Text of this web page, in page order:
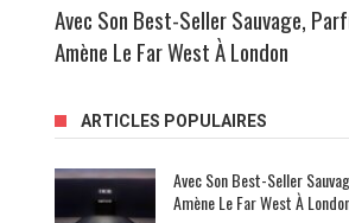
Avec Son Best-Seller Sauvage,
Amène Le Far West À London
ARTICLES POPULAIRES
Avec Son Best-Seller
Amène Le Far West À